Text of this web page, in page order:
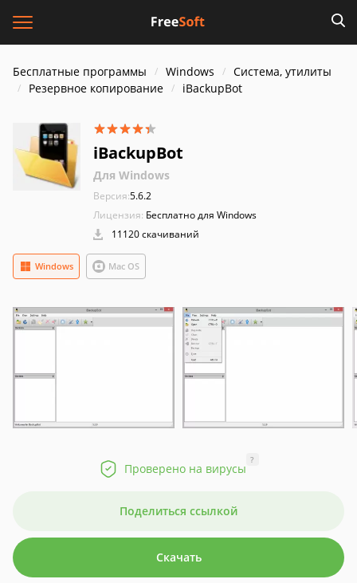
Бесплатные программы Windows
Система, утилиты
Резервное копирование
iBackupBot
iBackupBot
Для Windows
Версия:5.6.2
Лицензия: Бесплатно для Windows
11120 скачиваний
Windows Mac OS
Проверено на вирусы
?
Поделиться ссылкой
Скачать